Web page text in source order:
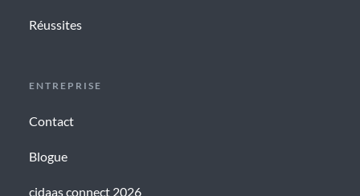
Réussites
ENTREPRISE
Contact
Blogue
cidaas connect 2026